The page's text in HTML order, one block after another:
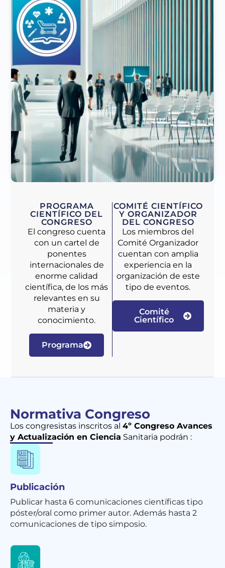
PROGRAMA
CIENTÍFICO DEL
CONGRESO
El congreso cuenta
con un cartel de
ponentes
internacionales de
enorme calidad
científica, de los más
relevantes en su
materia y
conocimiento.
Programa
COMITÉ CIENTÍFICO
Y ORGANIZADOR
DEL CONGRESO
Los miembros del
Comité Organizador
cuentan con amplia
experiencia en la
organización de este
tipo de eventos.
Comité
Científico
Normativa Congreso
Los congresistas inscritos al 4º Congreso Avances
y Actualización en Ciencia Sanitaria podrán :
Publicación
Publicar hasta 6 comunicaciones científicas tipo
póster/oral como primer autor. Además hasta 2
comunicaciones de tipo simposio.